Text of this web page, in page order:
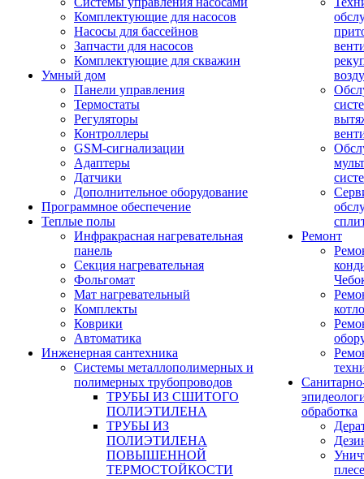
Комплектующие для насосов
Насосы для бассейнов
Запчасти для насосов
Комплектующие для скважин
Умный дом
Панели управления
Термостаты
Регуляторы
Контроллеры
GSM-сигнализации
Адаптеры
Датчики
Дополнительное оборудование
Программное обеспечение
Теплые полы
Инфракрасная нагревательная
панель
Секция нагревательная
Фольгомат
Мат нагревательный
Комплекты
Коврики
Автоматика
Инженерная сантехника
Системы металлополимерных и
полимерных трубопроводов
ТРУБЫ ИЗ СШИТОГО
ПОЛИЭТИЛЕНА
ТРУБЫ ИЗ
ПОЛИЭТИЛЕНА
ПОВЫШЕННОЙ
ТЕРМОСТОЙКОСТИ
Ремонт
обработка